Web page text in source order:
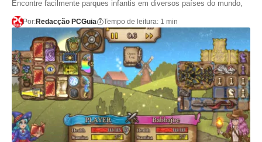
Encontre facilmente parques infantis em diversos países do mundo,
Por:Redacção PCGuia Tempo de leitura: 1 min